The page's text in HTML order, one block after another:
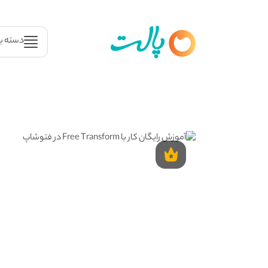
دسته